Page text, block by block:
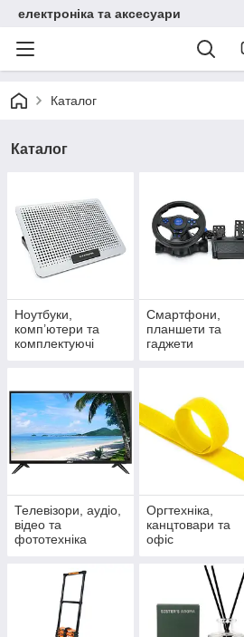
електроніка та аксесуари
Каталог
Каталог
Ноутбуки,
комп’ютери та
комплектуючі
Смартфони,
планшети та
гаджети
Телевізори, аудіо,
відео та
фототехніка
Оргтехніка,
канцтовари та
офіс